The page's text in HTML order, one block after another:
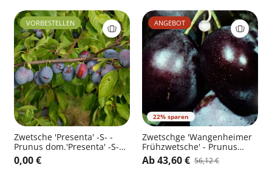
VORBESTELLEN
Zwetsche 'Presenta' -S- -
Prunus dom.'Presenta' -S-
CAC
0,00 €
22% sparen
ANGEBOT
Zwetschge 'Wangenheimer
Frühzwetsche' - Prunus
domestica 'Wangenhm.
Frühzwetsche' CAC
Ab 43,60 € 56,12 €